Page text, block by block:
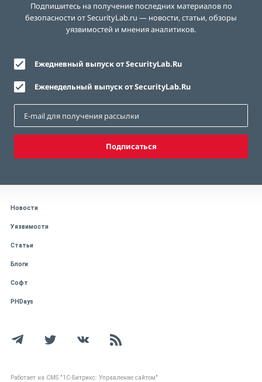
Подпишитесь на получение последних материалов по
безопасности от SecurityLab.ru — новости, статьи, обзоры
уязвимостей и мнения аналитиков.
Ежедневный выпуск от SecurityLab.Ru
Еженедельный выпуск от SecurityLab.Ru
Подписаться
Новости
Уязвимости
Статьи
Блоги
Софт
PHDays
Работает на CMS "1С-Битрикс: Управление сайтом"